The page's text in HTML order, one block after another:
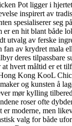
Pot ligger i
inspirert av
spesialiserer seg
er en hit blant både
utvalg av ferske
fan av krydret mala
deres tilpassbare
hvert måltid er et
Kong KooL
og kunsten å
mør kylling
roser ofte
er moderne, men
valg for både